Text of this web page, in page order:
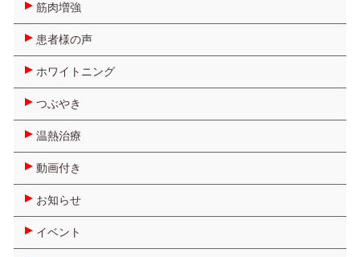
筋肉増強
患者様の声
ホワイトニング
つぶやき
温熱治療
動画付き
お知らせ
イベント